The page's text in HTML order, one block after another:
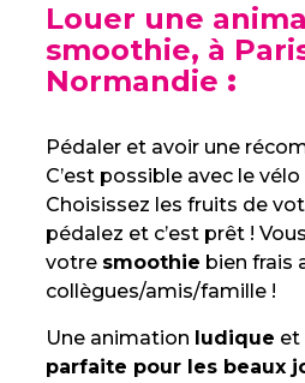
Louer une
smoothie, à
Normandie :
Pédaler et avoir une
C’est possible avec le
Choisissez les fruits de
pédalez et c’est prêt !
votre smoothie bien frais
collègues/amis/famille !
Une animation ludique et
parfaite pour les beaux